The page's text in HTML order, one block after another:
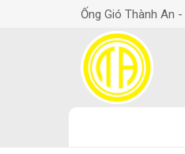
Ống Gió Thành An